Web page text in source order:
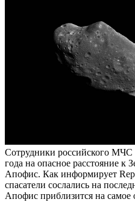
Сотрудники российского МЧС
года на опасное расстояние к
Апофис. Как информирует
спасатели сослались на
Апофис приблизится на самое